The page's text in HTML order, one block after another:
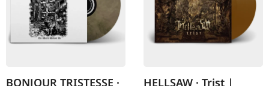
BONJOUR TRISTESSE ·
HELLSAW · Trist |